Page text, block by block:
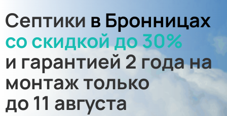
Септики в Бронницах
со скидкой до 30%
и гарантией 2 года на
монтаж только
до 11 августа